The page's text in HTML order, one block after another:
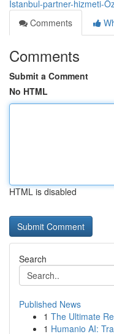
İstanbul-partner-hizmeti-
Comments
Comments
Submit a Comment
No HTML
HTML is disabled
Search
Published News
1 The Ultimate
1 Humanio AI: